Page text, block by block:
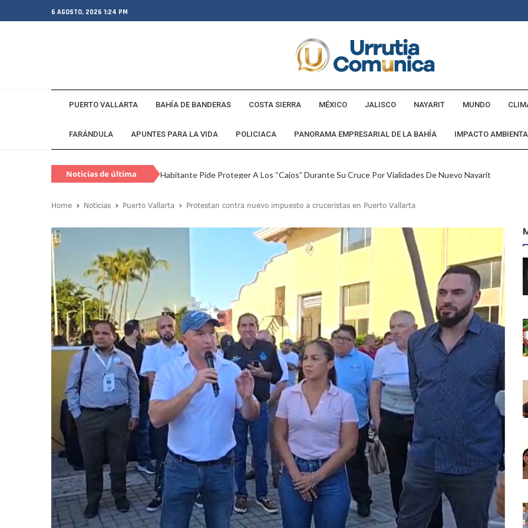
6 AGOSTO, 2026 1:24 PM
PUERTO VALLARTA BAHÍA DE BANDERAS COSTA SIERRA MÉXICO JALISCO NAYARIT MUNDO
FARÁNDULA APUNTES PARA LA VIDA POLICIACA PANORAMA EMPRESARIAL DE LA BAHÍA IMPACTO
Noticias de última
Violeta Y Melissa Desaparecen Tras Viajar A Puerto Vallarta Por Una Oferta De Trabajo
Jalisco Se Integra A Estrategia Nacional Para Sembrar 6.6 Millones De Árboles
Frustran Presunto Secuestro Virtual De Un Menor De 13 Años En Puerto Vallarta
Infecciones Respiratorias Encabezan Las Principales Causas De Enfermedad En Jalisco
SIOP Moderniza La Casa De La Cultura En Mascota Con Nuevo Auditorio
Van Por La Reorganización De Los Archivos Municipales En Puerto Vallarta
Estados Unidos Endurece Su Combate Al CJNG Con Nuevos Cargos Y Objetivos Prioritarios
Buscan A Wilber Armando Colmenares Márquez, Desaparecido En Puerto Vallarta
Melissa Madero Exige Aclarar Sustento Legal De Las Descargas Residuales Al Mar
Washington Enfrenta Una Emergencia Ambiental Por Incendios Históricos
Avanza Plan Para Construir Estadio De Tritones Vallarta; Será Financiado Por Privados
Nuevas Concesiones De Taxis En Puerto Vallarta, ¿para Quiénes Aplica Y Cómo Tramitarlas?
Mueren Cuatro Personas Tras Explosión De Una Pipa En Tlaquepaque (VIDEO)
Bruno Blancas Lleva El Mensaje De La Cuarta Transformación A Puerto Vallarta Y Tomatlán
Liberan 180 Crías De Iguana Verde En El Estero El Salado Por Su 26 Aniversario
Puerto Vallarta Participa En Los PriceAgencies Awards 2026 En Ciudad De México
Ofrecerán Asesoría Jurídica Gratuita En Puerto Vallarta Para Emprendedores Y Ciudadanía
Juan Solís E Iris Torres Buscan Integrar La Planilla Del PAN Vallarta Para El 2027
Realizan Operativo Preventivo En Seis Colonias Del Centro De Puerto Vallarta
Home Noticias Puerto Vallarta Protestan contra nuevo impuesto a cruceristas en Puerto Vallarta